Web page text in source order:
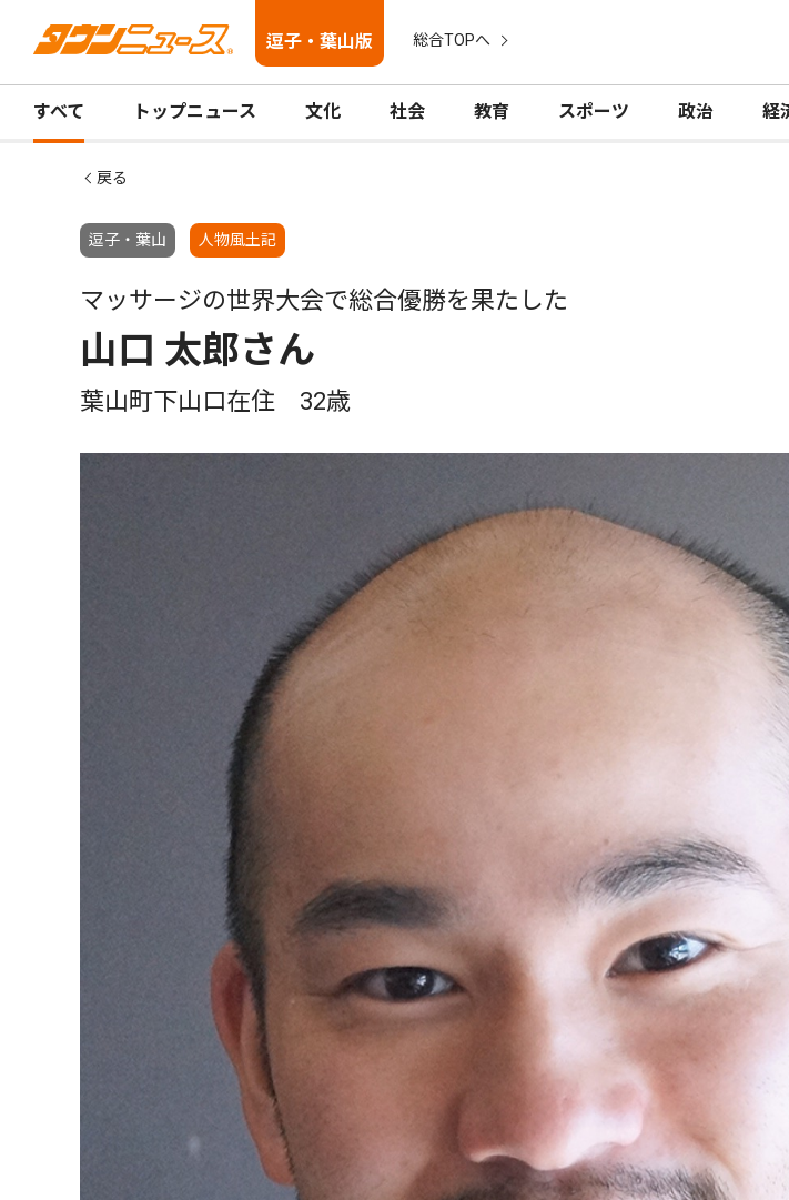
逗子・葉山版 総合TOPへ
すべて トップニュース 文化 社会 教育 スポーツ 政治 経
戻る
逗子・葉山 人物風土記
マッサージの世界大会で総合優勝を果たした
山口 太郎さん
葉山町下山口在住 32歳